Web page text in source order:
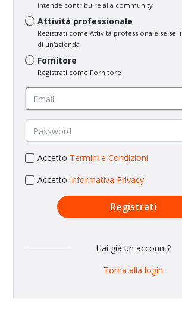
intende contribuire alla community
Attività professionale
Registrati come Attività professionale se sei
di un'azienda
Fornitore
Registrati come Fornitore
Accetto Termini e Condizioni
Accetto Informativa Privacy
Registrati
Hai già un account?
Torna alla login